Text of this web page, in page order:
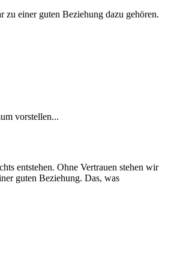
zu einer guten Beziehung dazu gehören.
vorstellen...
entstehen. Ohne Vertrauen stehen wir
guten Beziehung. Das, was